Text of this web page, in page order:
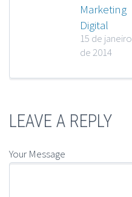
Marketing
Digital
15 de janeiro
de 2014
LEAVE A REPLY
Your Message